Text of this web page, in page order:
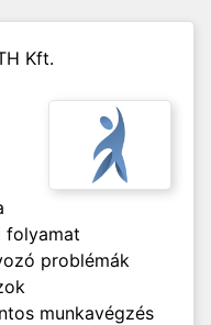
Kft.
folyamat
problémák
munkavégzés